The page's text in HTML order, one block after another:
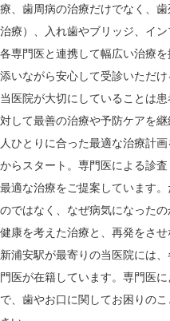
療、歯周病の治療だけでなく、
治療）、入れ歯やブリッジ、イ
各専門医と連携して幅広い治療
添いながら安心して受診いただ
当医院が大切にしていることは
対して最善の治療や予防ケアを
人ひとりに合った最適な治療計
からスタート。専門医による診
最適な治療をご提案しています
のではなく、なぜ病気になった
健康を考えた治療と、再発をさせ
新浦安駅が最寄りの当医院には
門医が在籍しています。専門医
で、歯やお口に関してお困りの